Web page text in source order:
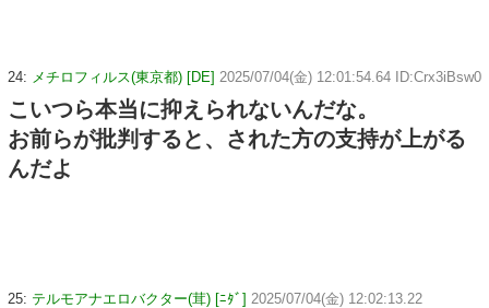
24: メチロフィルス(東京都) [DE] 2025/07/04(金) 12:01:54.64 ID:Crx3iBsw0
こいつら本当に抑えられないんだな。
お前らが批判すると、された方の支持が上がる
んだよ
25: テルモアナエロバクター(茸) [ﾆﾀﾞ] 2025/07/04(金) 12:02:13.22